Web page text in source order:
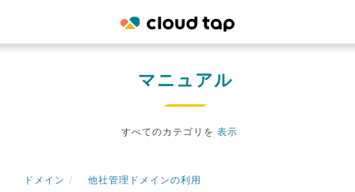
マニュアル
すべてのカテゴリを 表示
ドメイン 他社管理ドメインの利用